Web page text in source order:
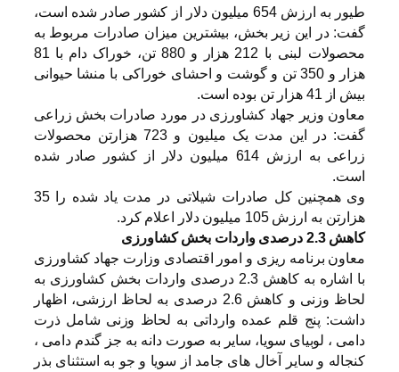
طیور به ارزش 654 میلیون دلار از کشور صادر شده است،
گفت: در این زیر بخش، بیشترین میزان صادرات مربوط به
محصولات لبنی با 212 هزار و 880 تن، خوراک دام با 81
هزار و 350 تن و گوشت و احشای خوراکی با منشا حیوانی
بیش از 41 هزار تن بوده است.
معاون وزیر جهاد کشاورزی در مورد صادرات بخش زراعی
گفت: در این مدت یک میلیون و 723 هزارتن محصولات
زراعی به ارزش 614 میلیون دلار از کشور صادر شده
است.
وی همچنین کل صادرات شیلاتی در مدت یاد شده را 35
هزارتن به ارزش 105 میلیون دلار اعلام کرد.
کاهش 2.3 درصدی واردات بخش کشاورزی
معاون برنامه ریزی و امور اقتصادی وزارت جهاد کشاورزی
با اشاره به کاهش 2.3 درصدی واردات بخش کشاورزی به
لحاظ وزنی و کاهش 2.6 درصدی به لحاظ ارزشی، اظهار
داشت: پنج قلم عمده وارداتی به لحاظ وزنی شامل ذرت
دامی ، لوبیای سویا، سایر به صورت دانه به جز گندم دامی ،
کنجاله و سایر آخال های جامد از سویا و جو به استثنای بذر